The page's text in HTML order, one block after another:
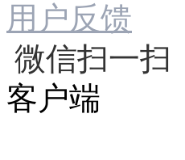
用户反馈
微信扫一扫
客户端